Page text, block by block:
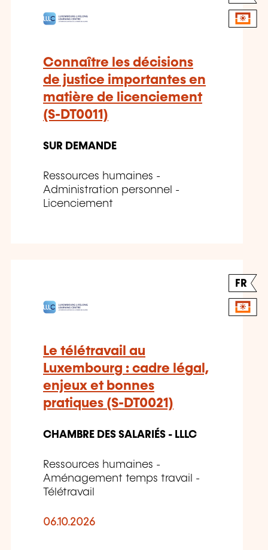
Connaître les décisions
de justice importantes en
matière de licenciement
(S-DT0011)
SUR DEMANDE
Ressources humaines -
Administration personnel -
Licenciement
FR
Le télétravail au
Luxembourg : cadre légal,
enjeux et bonnes
pratiques (S-DT0021)
CHAMBRE DES SALARIÉS - LLLC
Ressources humaines -
Aménagement temps travail -
Télétravail
06.10.2026